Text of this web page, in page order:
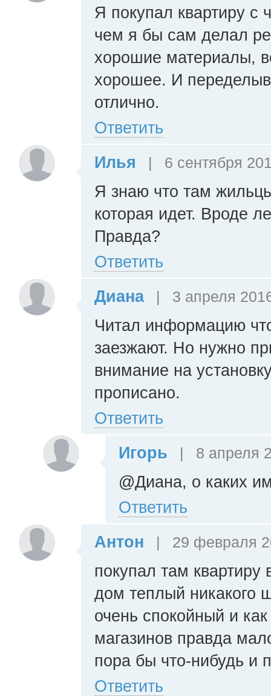
Я покупал квартиру с
чем я бы сам делал
хорошие материалы,
хорошее. И
отлично.
Ответить
Илья
| 6 сентября
Я знаю что там
которая идет. Вроде
Правда?
Ответить
Диана
| 3 апреля
Читал информацию
заезжают. Но нужно
внимание на
прописано.
Ответить
Игорь
| 8 апреля
@Диана, о каких
Ответить
Антон
| 29 февраля
покупал там квартиру
дом теплый никакого
очень спокойный и
магазинов правда
пора бы что-нибудь и
Ответить